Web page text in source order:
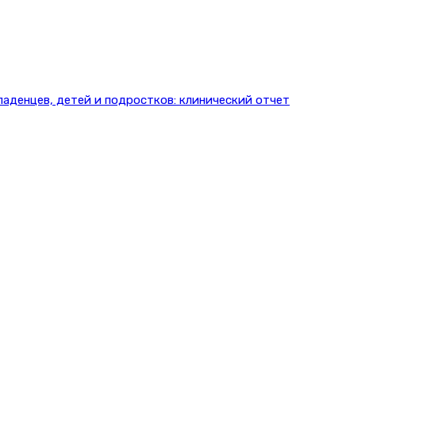
детей и подростков: клинический отчет